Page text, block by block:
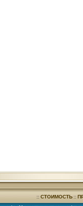
:: СТОИМОСТЬ::